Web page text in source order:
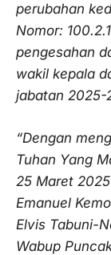
perubahan
Nomor:
pengesahan
wakil kepala
jabatan 2025-
“Dengan
Tuhan Yang
25 Maret
Emanuel
Elvis Tabuni-
Wabup